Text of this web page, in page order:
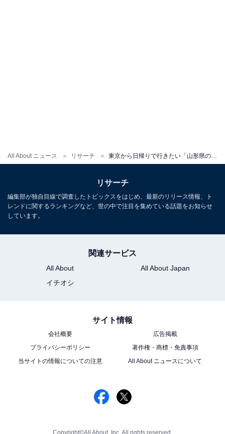
All About ニュース リサーチ
リサーチ
編集部が独自目線で調査したトピックスをはじめ、最新のリリース情報、ト
レンドに関するランキングなど、世の中で注目を集めている話題をお知らせ
しています。
関連サービス
All About
All About Japan
イチオシ
サイト情報
会社概要
広告掲載
プライバシーポリシー
著作権・商標・免責事項
当サイトの情報についての注意
All About ニュースについて
Copyright©All About, Inc. All rights reserved.